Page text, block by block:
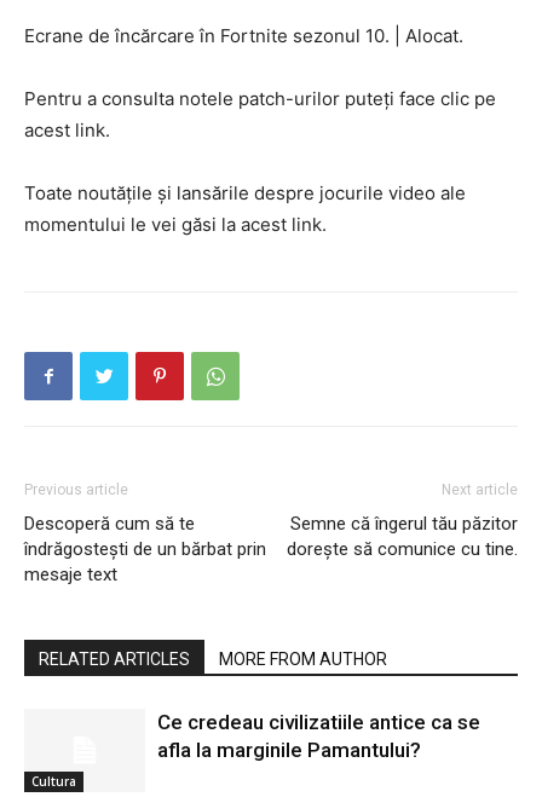
Ecrane de încărcare în Fortnite sezonul 10. Alocat.
Pentru a consulta notele patch-urilor puteți face clic pe
acest link.
Toate noutățile și lansările despre jocurile video ale
momentului le vei găsi la acest link.
Previous article
Descoperă cum să te
îndrăgostești de un bărbat prin
mesaje text
Next article
Semne că îngerul tău păzitor
dorește să comunice cu tine.
RELATED ARTICLES MORE FROM AUTHOR
Cultura
Ce credeau civilizatiile antice ca se
afla la marginile Pamantului?